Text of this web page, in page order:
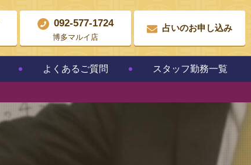
092-577-1724
博多マルイ店
占いのお申し込み
よくあるご質問 スタッフ勤務一覧